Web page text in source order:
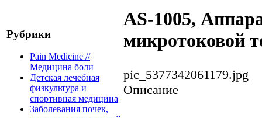
Рубрики
Pain Medicine //
Медицина боли
Детская лечебная
физкультура и
спортивная медицина
Заболевания почек,
AS-1005,
микротоковой
pic_5377342061179.jpg
Описание